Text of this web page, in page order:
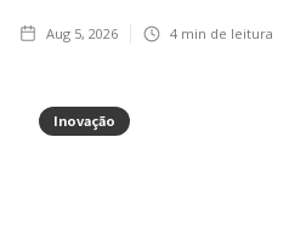
Aug 5, 2026 4 min de leitura
Inovação